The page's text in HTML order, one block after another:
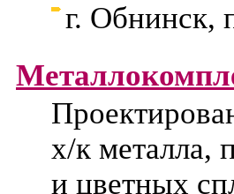
г. Обнинск,
х/к металла,
и цветных